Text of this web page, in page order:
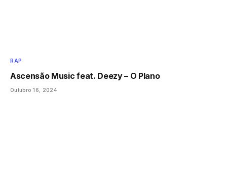
RAP
Ascensão Music feat. Deezy – O Plano
Outubro 16, 2024